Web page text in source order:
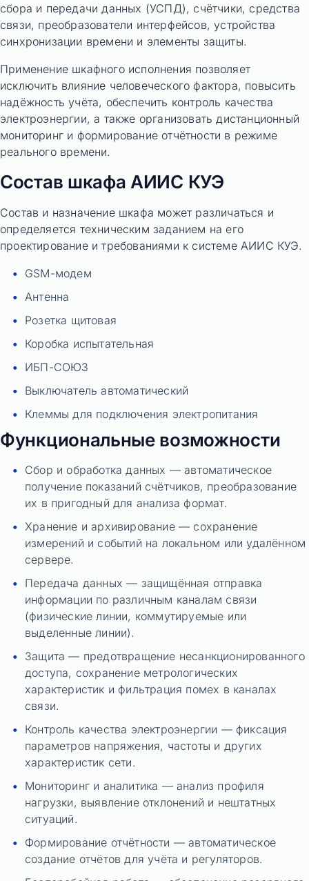
сбора и передачи данных (УСПД), счётчики, средства
связи, преобразователи интерфейсов, устройства
синхронизации времени и элементы защиты.
Применение шкафного исполнения позволяет
исключить влияние человеческого фактора, повысить
надёжность учёта, обеспечить контроль качества
электроэнергии, а также организовать дистанционный
мониторинг и формирование отчётности в режиме
реального времени.
Состав шкафа АИИС КУЭ
Состав и назначение шкафа может различаться и
определяется техническим заданием на его
проектирование и требованиями к системе АИИС КУЭ.
GSM-модем
Антенна
Розетка щитовая
Коробка испытательная
ИБП-СОЮЗ
Выключатель автоматический
Клеммы для подключения электропитания
Функциональные возможности
Сбор и обработка данных — автоматическое
получение показаний счётчиков, преобразование
их в пригодный для анализа формат.
Хранение и архивирование — сохранение
измерений и событий на локальном или удалённом
сервере.
Передача данных — защищённая отправка
информации по различным каналам связи
(физические линии, коммутируемые или
выделенные линии).
Защита — предотвращение несанкционированного
доступа, сохранение метрологических
характеристик и фильтрация помех в каналах
связи.
Контроль качества электроэнергии — фиксация
параметров напряжения, частоты и других
характеристик сети.
Мониторинг и аналитика — анализ профиля
нагрузки, выявление отклонений и нештатных
ситуаций.
Формирование отчётности — автоматическое
создание отчётов для учёта и регуляторов.